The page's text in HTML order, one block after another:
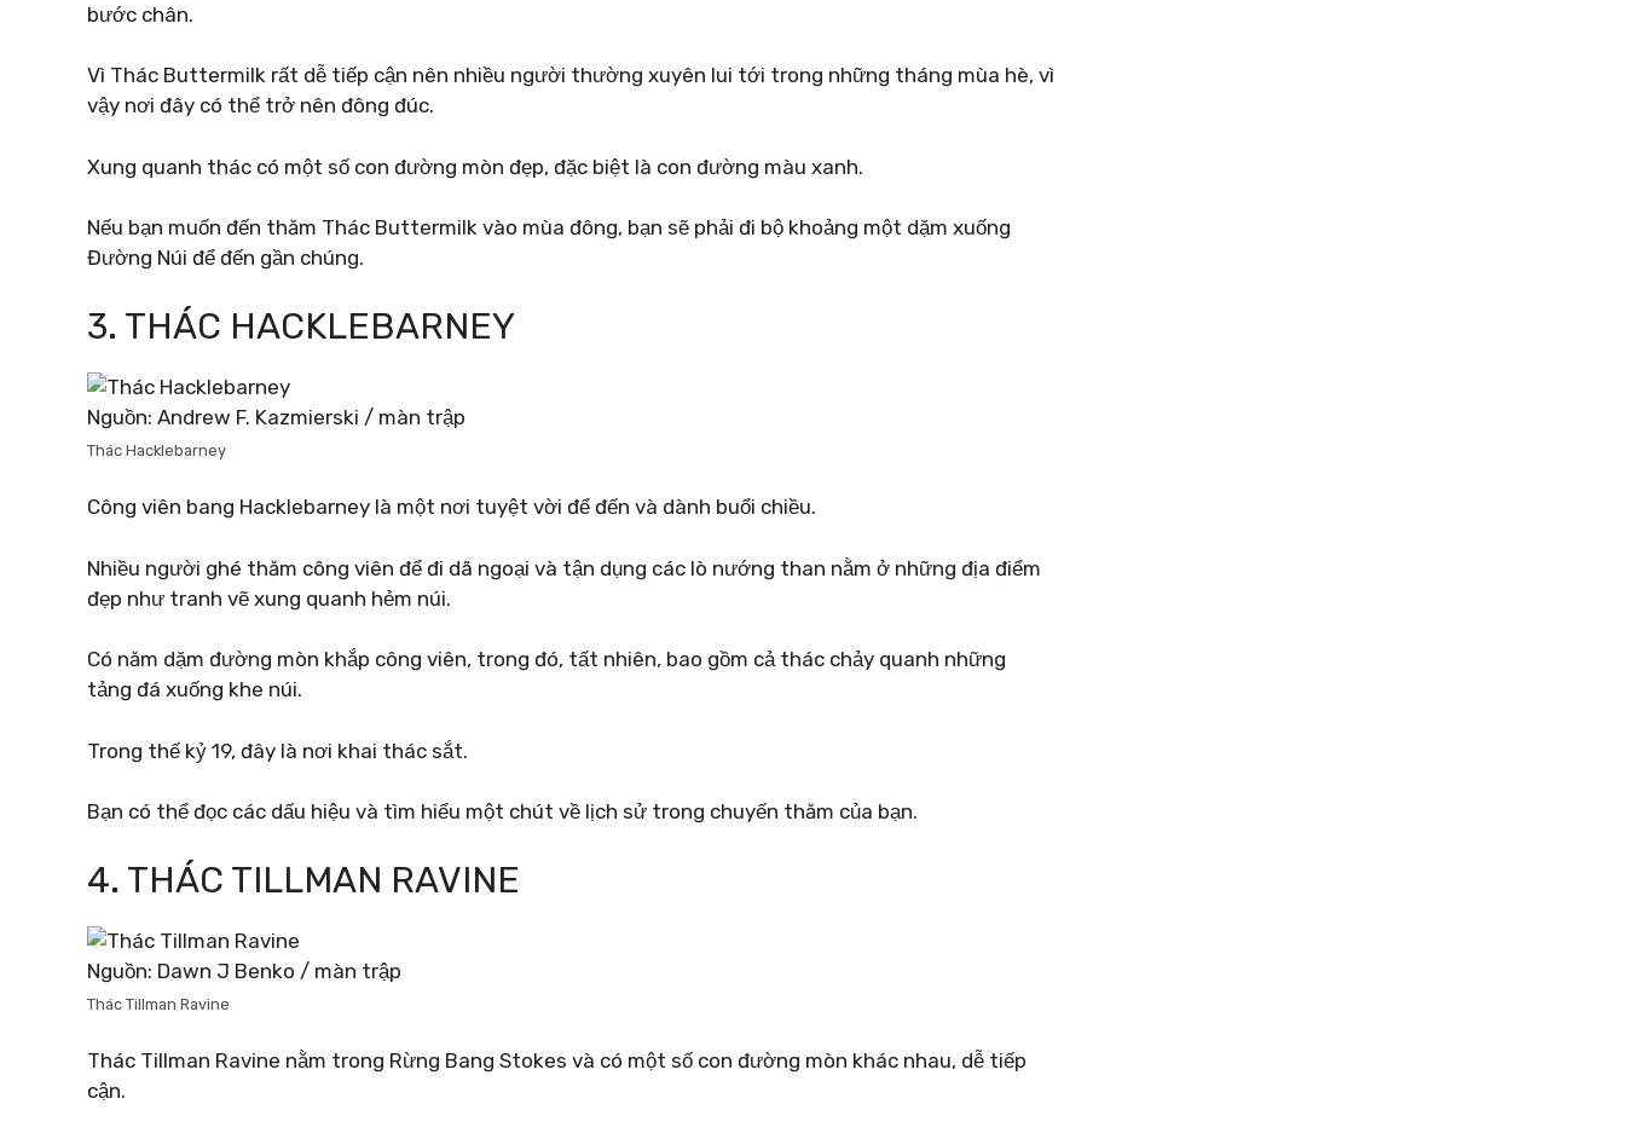
bước chân.
Vì Thác Buttermilk rất dễ tiếp cận nên nhiều người thường xuyên lui tới trong những tháng mùa hè, vì
vậy nơi đây có thể trở nên đông đúc.
Xung quanh thác có một số con đường mòn đẹp, đặc biệt là con đường màu xanh.
Nếu bạn muốn đến thăm Thác Buttermilk vào mùa đông, bạn sẽ phải đi bộ khoảng một dặm xuống
Đường Núi để đến gần chúng.
3. THÁC HACKLEBARNEY
Nguồn: Andrew F. Kazmierski / màn trập
Thác Hacklebarney
Công viên bang Hacklebarney là một nơi tuyệt vời để đến và dành buổi chiều.
Nhiều người ghé thăm công viên để đi dã ngoại và tận dụng các lò nướng than nằm ở những địa điểm
đẹp như tranh vẽ xung quanh hẻm núi.
Có năm dặm đường mòn khắp công viên, trong đó, tất nhiên, bao gồm cả thác chảy quanh những
tảng đá xuống khe núi.
Trong thế kỷ 19, đây là nơi khai thác sắt.
Bạn có thể đọc các dấu hiệu và tìm hiểu một chút về lịch sử trong chuyến thăm của bạn.
4. THÁC TILLMAN RAVINE
Nguồn: Dawn J Benko / màn trập
Thác Tillman Ravine
Thác Tillman Ravine nằm trong Rừng Bang Stokes và có một số con đường mòn khác nhau, dễ tiếp
cận.